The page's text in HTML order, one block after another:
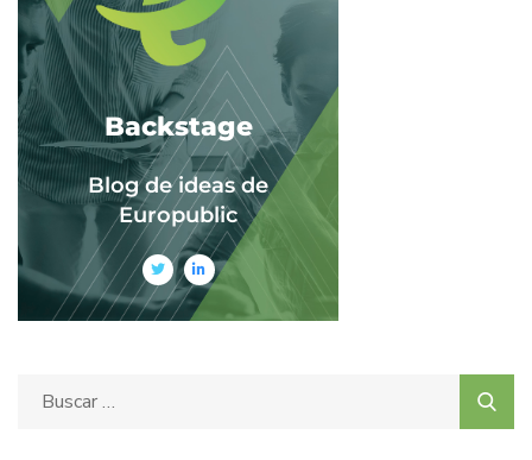
Backstage
Blog de ideas de
Europublic